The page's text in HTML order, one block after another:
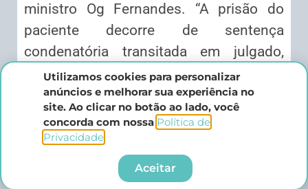
ministro Og Fernandes. “A prisão do
paciente decorre de sentença
condenatória transitada em julgado,
sendo certo que a ação revisional não
possui efeito suspensivo capaz de
impedir a execução do julgado”,
ressaltou o magistrado.
Utilizamos cookies para personalizar
anúncios e melhorar sua experiência no
site. Ao clicar no botão ao lado, você
concorda com nossa Política de
Privacidade.​
Aceitar